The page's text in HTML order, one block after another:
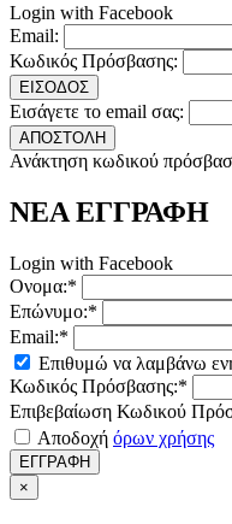
Login with Facebook
Email:
Κωδικός Πρόσβασης:
ΕΙΣΟΔΟΣ
Εισάγετε το email σας:
ΑΠΟΣΤΟΛΗ
Ανάκτηση κωδικού
ΝΕΑ ΕΓΓΡΑΦΗ
Login with Facebook
Ονομα:*
Επώνυμο:*
Email:*
Επιθυμώ να λαμβάνω
Κωδικός Πρόσβασης:*
Επιβεβαίωση Κωδικού
Αποδοχή όρων χρήσης
ΕΓΓΡΑΦΗ
×